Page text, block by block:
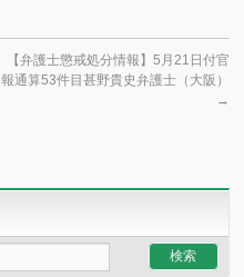
【弁護士懲戒処分情報】5月21日付官
報通算53件目甚野貴史弁護士（大阪）
→